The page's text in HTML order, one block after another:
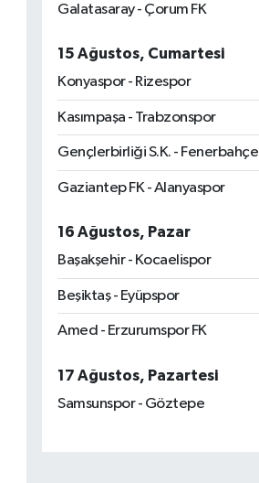
Galatasaray - Çorum FK
15 Ağustos, Cumartesi
Konyaspor - Rizespor
Kasımpaşa - Trabzonspor
Gençlerbirliği S.K. - Fenerbahçe
Gaziantep FK - Alanyaspor
16 Ağustos, Pazar
Başakşehir - Kocaelispor
Beşiktaş - Eyüpspor
Amed - Erzurumspor FK
17 Ağustos, Pazartesi
Samsunspor - Göztepe